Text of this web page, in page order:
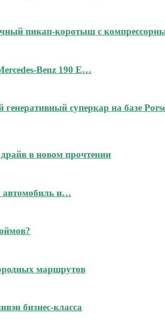
пикап-коротыш с
Benz 190 E…
суперкар на базе
в новом прочтении
автомобиль и…
маршрутов
бизнес-класса